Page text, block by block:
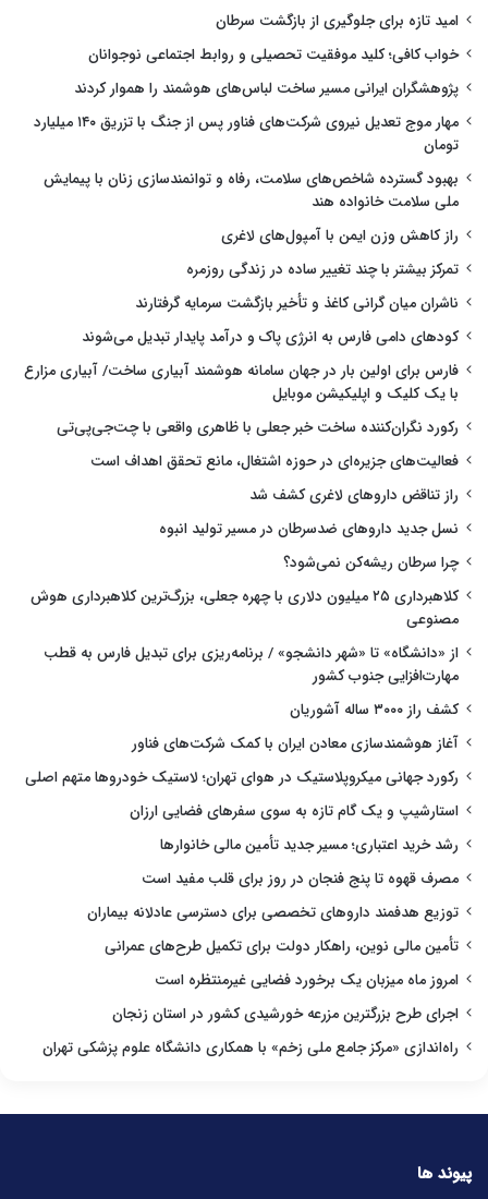
امید تازه برای جلوگیری از بازگشت سرطان
خواب کافی؛ کلید موفقیت تحصیلی و روابط اجتماعی نوجوانان
پژوهشگران ایرانی مسیر ساخت لباس‌های هوشمند را هموار کردند
مهار موج تعدیل نیروی شرکت‌های فناور پس از جنگ با تزریق ۱۴۰ میلیارد
تومان
بهبود گسترده شاخص‌های سلامت، رفاه و توانمندسازی زنان با پیمایش
ملی سلامت خانواده هند
راز کاهش وزن ایمن با آمپول‌های لاغری
تمرکز بیشتر با چند تغییر ساده در زندگی روزمره
ناشران میان گرانی کاغذ و تأخیر بازگشت سرمایه گرفتارند
کودهای دامی فارس به انرژی پاک و درآمد پایدار تبدیل می‌شوند
فارس برای اولین بار در جهان سامانه هوشمند آبیاری ساخت/ آبیاری مزارع
با یک کلیک و اپلیکیشن موبایل
رکورد نگران‌کننده ساخت خبر جعلی با ظاهری واقعی با چت‌جی‌پی‌تی
فعالیت‌های جزیره‌ای در حوزه اشتغال، مانع تحقق اهداف است
راز تناقض داروهای لاغری کشف شد
نسل جدید داروهای ضدسرطان در مسیر تولید انبوه
چرا سرطان ریشه‌کن نمی‌شود؟
کلاهبرداری ۲۵ میلیون دلاری با چهره جعلی، بزرگ‌ترین کلاهبرداری هوش
مصنوعی
از «دانشگاه» تا «شهر دانشجو» / برنامه‌ریزی برای تبدیل فارس به قطب
مهارت‌افزایی جنوب کشور
کشف راز ۳۰۰۰ ساله آشوریان
آغاز هوشمندسازی معادن ایران با کمک شرکت‌های فناور
رکورد جهانی میکروپلاستیک در هوای تهران؛ لاستیک خودروها متهم اصلی
استارشیپ و یک گام تازه به سوی سفرهای فضایی ارزان
رشد خرید اعتباری؛ مسیر جدید تأمین مالی خانوارها
مصرف قهوه تا پنج فنجان در روز برای قلب مفید است
توزیع هدفمند داروهای تخصصی برای دسترسی عادلانه بیماران
تأمین مالی نوین، راهکار دولت برای تکمیل طرح‌های عمرانی
امروز ماه میزبان یک برخورد فضایی غیرمنتظره است
اجرای طرح بزرگترین مزرعه خورشیدی کشور در استان زنجان
راه‌اندازی «مرکز جامع ملی زخم» با همکاری دانشگاه علوم پزشکی تهران
پیوند ها